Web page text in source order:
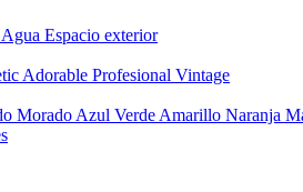
Agua Espacio exterior
Adorable Profesional Vintage
Morado Azul Verde Amarillo Naranja